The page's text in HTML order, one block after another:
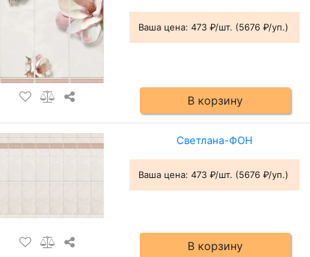
Ваша цена: 473 ₽/шт. (5676 ₽/уп.)
В корзину
Светлана-ФОН
Ваша цена: 473 ₽/шт. (5676 ₽/уп.)
В корзину